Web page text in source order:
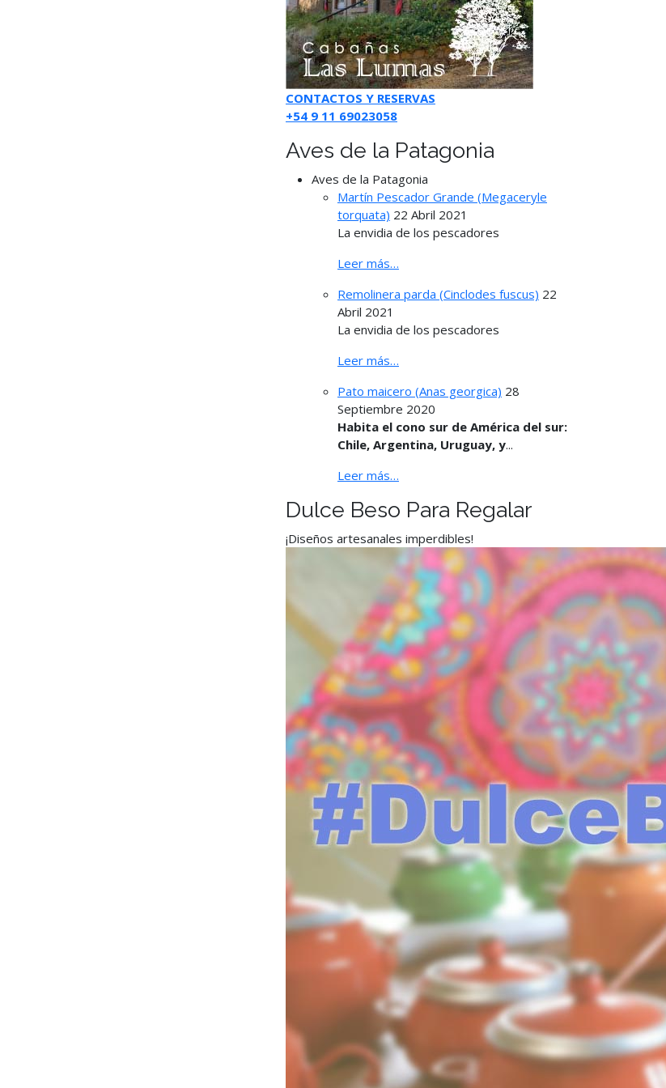
CONTACTOS Y RESERVAS
+54 9 11 69023058
Aves de la Patagonia
Aves de la Patagonia
Martín Pescador Grande (Megaceryle
torquata) 22 Abril 2021
La envidia de los pescadores
Leer más…
Remolinera parda (Cinclodes fuscus) 22
Abril 2021
La envidia de los pescadores
Leer más…
Pato maicero (Anas georgica) 28
Septiembre 2020
Habita el cono sur de América del sur:
Chile, Argentina, Uruguay, y...
Leer más…
Dulce Beso Para Regalar
¡Diseños artesanales imperdibles!